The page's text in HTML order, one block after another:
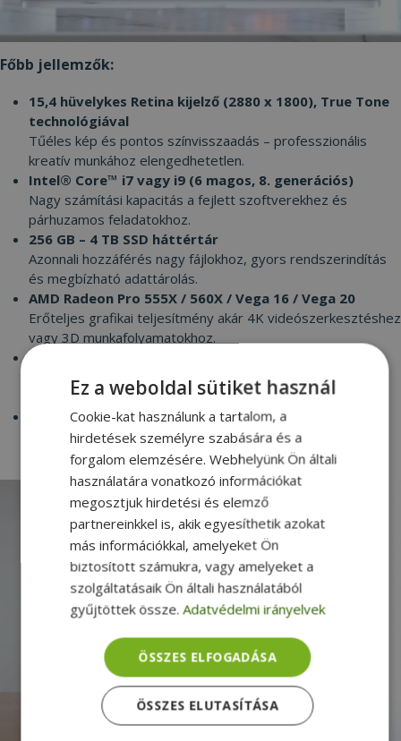
Főbb jellemzők:
15,4 hüvelykes Retina kijelző (2880 x 1800), True Tone
technológiával
Tűéles kép és pontos színvisszaadás – professzionális
kreatív munkához elengedhetetlen.
Intel® Core™ i7 vagy i9 (6 magos, 8. generációs)
Nagy számítási kapacitás a fejlett szoftverekhez és
párhuzamos feladatokhoz.
256 GB – 4 TB SSD háttértár
Azonnali hozzáférés nagy fájlokhoz, gyors rendszerindítás
és megbízható adattárolás.
AMD Radeon Pro 555X / 560X / Vega 16 / Vega 20
Erőteljes grafikai teljesítmény akár 4K videószerkesztéshez
vagy 3D munkafolyamatokhoz.
Touch Bar és Touch ID
Innovatív vezérlés és biztonságos, jelszó nélküli
bejelentkezés.
macOS operációs rendszer
Stabil, hatékony környezet fejlesztéshez, irodai munkához
és kreatív szoftverek futtatásához.
Ez a weboldal sütiket használ
Cookie-kat használunk a tartalom, a
hirdetések személyre szabására és a
forgalom elemzésére. Webhelyünk Ön általi
használatára vonatkozó információkat
megosztjuk hirdetési és elemző
partnereinkkel is, akik egyesíthetik azokat
más információkkal, amelyeket Ön
biztosított számukra, vagy amelyeket a
szolgáltatásaik Ön általi használatából
gyűjtöttek össze. Adatvédelmi irányelvek
ÖSSZES ELFOGADÁSA
ÖSSZES ELUTASÍTÁSA